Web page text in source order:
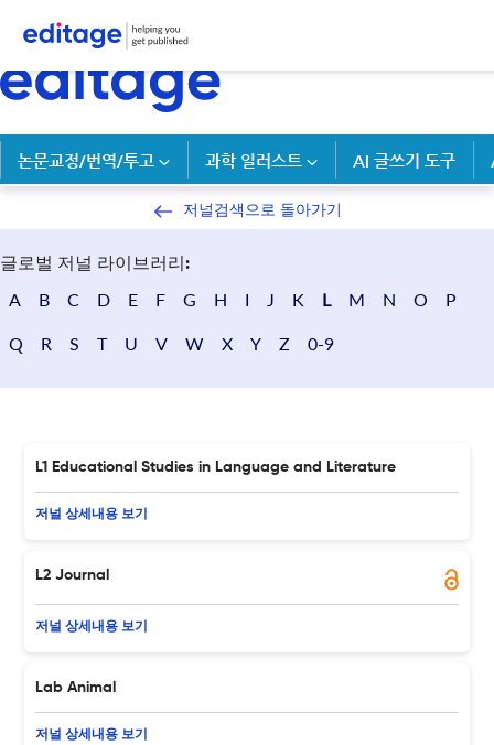
논문교정/번역/투고 과학 일러스트 AI 글쓰기 도구
저널검색으로 돌아가기
글로벌 저널 라이브러리:
A B C D E F G H I J K L M N O P
Q R S T U V W X Y Z 0-9
L1 Educational Studies in Language and Literature
저널 상세내용 보기
L2 Journal
저널 상세내용 보기
Lab Animal
저널 상세내용 보기